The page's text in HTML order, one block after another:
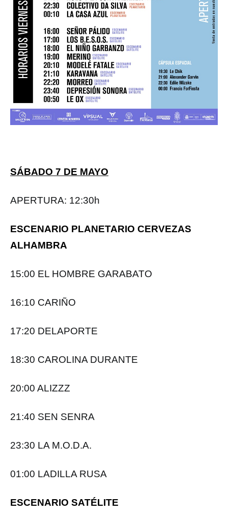
SÁBADO 7 DE MAYO
APERTURA: 12:30h
ESCENARIO PLANETARIO CERVEZAS
ALHAMBRA
15:00 EL HOMBRE GARABATO
16:10 CARIÑO
17:20 DELAPORTE
18:30 CAROLINA DURANTE
20:00 ALIZZZ
21:40 SEN SENRA
23:30 LA M.O.D.A.
01:00 LADILLA RUSA
ESCENARIO SATÉLITE